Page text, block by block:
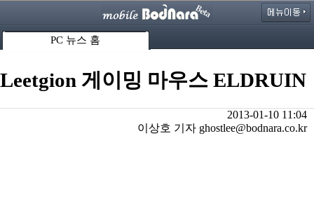
PC 뉴스 홈
Leetgion 게이밍 마우스 ELDRUIN
2013-01-10 11:04
이상호 기자 ghostlee@bodnara.co.kr